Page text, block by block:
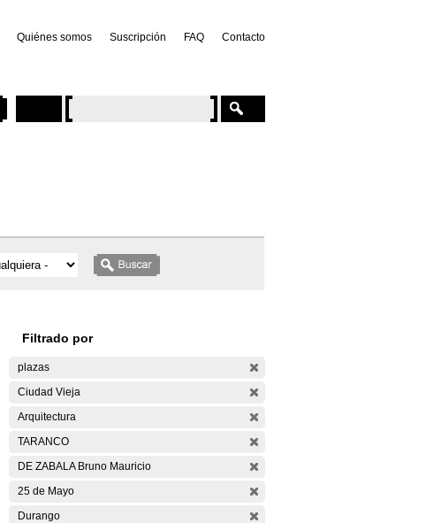
Quiénes somos Suscripción FAQ Contacto
Filtrado por
plazas
Ciudad Vieja
Arquitectura
TARANCO
DE ZABALA Bruno Mauricio
25 de Mayo
Durango